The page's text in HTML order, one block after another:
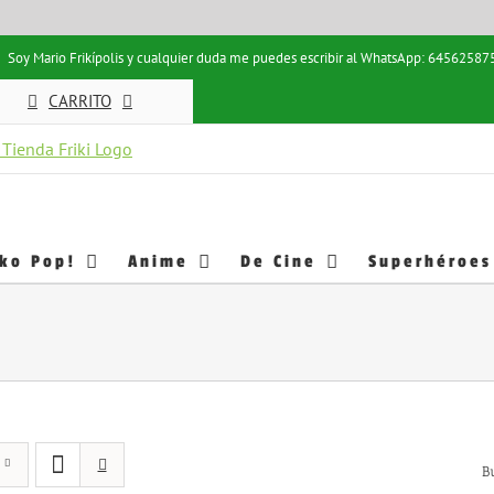
Soy Mario Frikípolis y cualquier duda me puedes escribir al WhatsApp:
CARRITO
Pop! Anime De Cine Superhéroes